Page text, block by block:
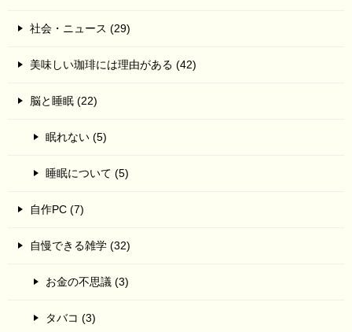
社会・ニュース (29)
美味しい珈琲には理由がある (42)
脳と睡眠 (22)
眠れない (5)
睡眠について (5)
自作PC (7)
自慢できる雑学 (32)
お金の不思議 (3)
タバコ (3)